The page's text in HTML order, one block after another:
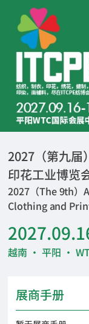
2027（第九届
印花工业博览
2027（The 9th
Clothing and
越南 · 平阳 ·
展商手册